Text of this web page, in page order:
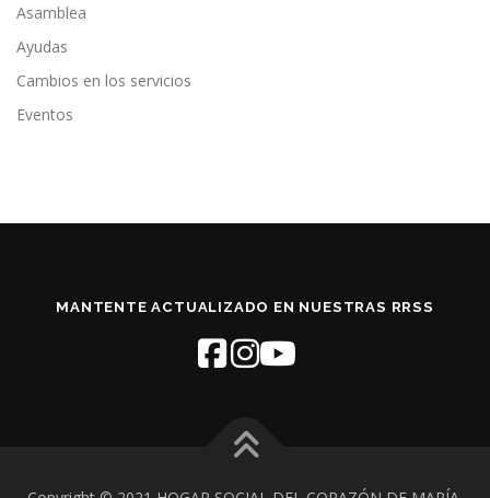
Asamblea
Ayudas
Cambios en los servicios
Eventos
MANTENTE ACTUALIZADO EN NUESTRAS RRSS